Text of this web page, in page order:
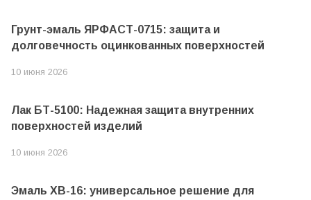
Грунт-эмаль ЯРФАСТ-0715: защита и
долговечность оцинкованных поверхностей
10 июня 2026
Лак БТ-5100: Надежная защита внутренних
поверхностей изделий
10 июня 2026
Эмаль ХВ-16: универсальное решение для